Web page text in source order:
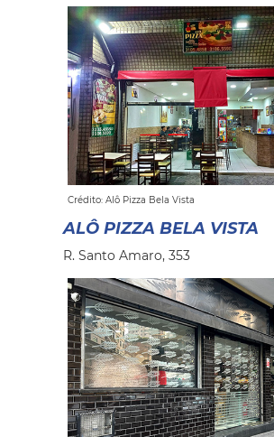
Crédito: Alô Pizza Bela Vista
ALÔ PIZZA BELA VISTA
R. Santo Amaro, 353